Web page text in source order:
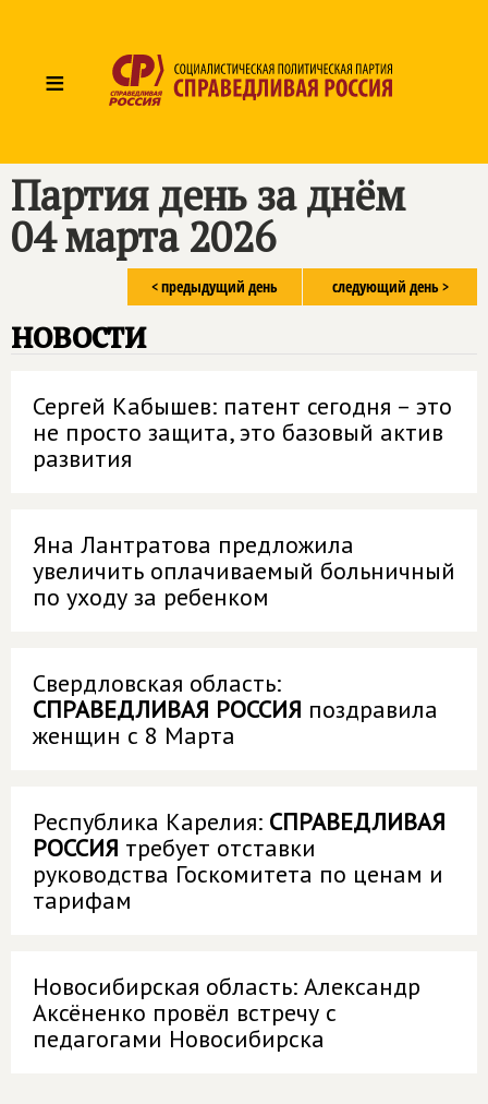
≡
Партия день за днём
04 марта 2026
следующий день >
< предыдущий день
новости
Сергей Кабышев: патент сегодня – это
не просто защита, это базовый актив
развития
Яна Лантратова предложила
увеличить оплачиваемый больничный
по уходу за ребенком
Свердловская область:
СПРАВЕДЛИВАЯ РОССИЯ поздравила
женщин с 8 Марта
Республика Карелия: СПРАВЕДЛИВАЯ
РОССИЯ требует отставки
руководства Госкомитета по ценам и
тарифам
Новосибирская область: Александр
Аксёненко провёл встречу с
педагогами Новосибирска